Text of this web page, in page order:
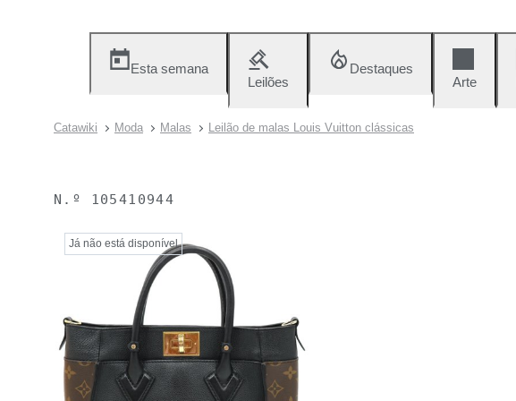
Esta semana
Leilões
Destaques
Arte
Catawiki Moda Malas Leilão de malas Louis Vuitton clássicas
N.º 105410944
Já não está disponível